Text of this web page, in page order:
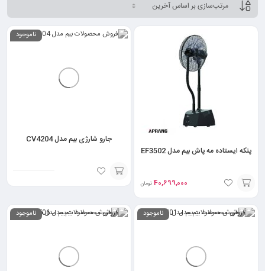
پنکه ایستاده مه پاش بیم مدل EF3502
40,699,000 تومان
به
ناموجود
جارو شارژی بیم مدل CV4204
به
ناموجود ناموجود